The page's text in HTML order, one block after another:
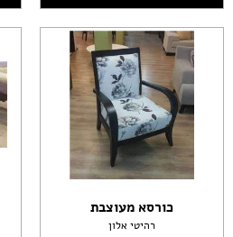
כורסא מעוצבת
רהיטי אלון